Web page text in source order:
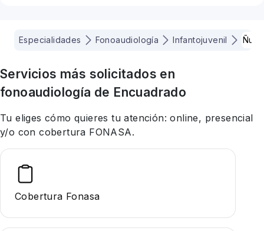
Especialidades Fonoaudiología Infantojuvenil
Servicios más solicitados en
fonoaudiología de Encuadrado
Tu eliges cómo quieres tu atención: online, presencial
y/o con cobertura FONASA.
Cobertura Fonasa